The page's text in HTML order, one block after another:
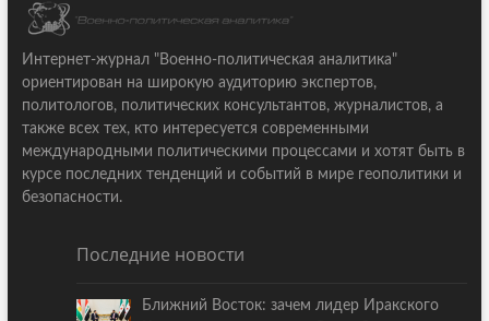
Интернет-журнал "Военно-политическая аналитика"
ориентирован на широкую аудиторию экспертов,
политологов, политических консультантов, журналистов, а
также всех тех, кто интересуется современными
международными политическими процессами и хотят быть в
курсе последних тенденций и событий в мире геополитики и
безопасности.
Последние новости
Ближний Восток: зачем лидер Иракского